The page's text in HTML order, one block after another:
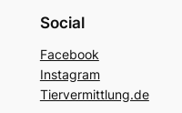
Social
Facebook
Instagram
Tiervermittlung.de